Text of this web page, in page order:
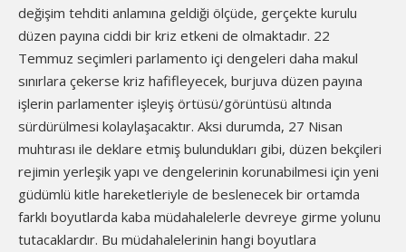
değişim tehditi anlamına geldiği ölçüde, gerçekte kurulu
düzen payına ciddi bir kriz etkeni de olmaktadır. 22
Temmuz seçimleri parlamento içi dengeleri daha makul
sınırlara çekerse kriz hafifleyecek, burjuva düzen payına
işlerin parlamenter işleyiş örtüsü/görüntüsü altında
sürdürülmesi kolaylaşacaktır. Aksi durumda, 27 Nisan
muhtırası ile deklare etmiş bulundukları gibi, düzen bekçileri
rejimin yerleşik yapı ve dengelerinin korunabilmesi için yeni
güdümlü kitle hareketleriyle de beslenecek bir ortamda
farklı boyutlarda kaba müdahalelerle devreye girme yolunu
tutacaklardır. Bu müdahalelerinin hangi boyutlara